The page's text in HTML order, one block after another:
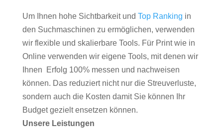
Um Ihnen hohe Sichtbarkeit und Top Ranking in
den Suchmaschinen zu ermöglichen, verwenden
wir flexible und skalierbare Tools. Für Print wie in
Online verwenden wir eigene Tools, mit denen wir
Ihnen Erfolg 100% messen und nachweisen
können. Das reduziert nicht nur die Streuverluste,
sondern auch die Kosten damit Sie können Ihr
Budget gezielt ensetzen können.
Unsere Leistungen